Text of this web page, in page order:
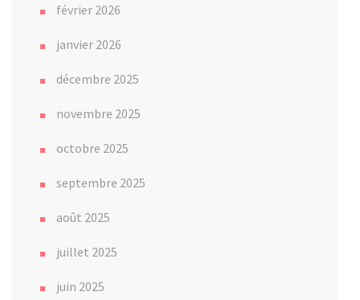
février 2026
janvier 2026
décembre 2025
novembre 2025
octobre 2025
septembre 2025
août 2025
juillet 2025
juin 2025